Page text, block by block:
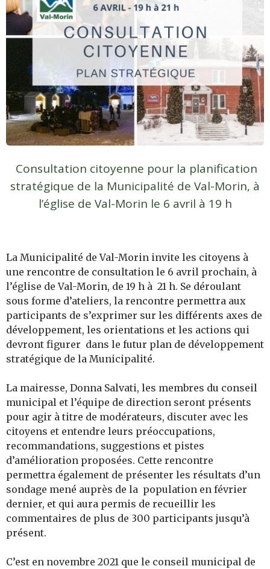
Consultation citoyenne pour la planification
stratégique de la Municipalité de Val-Morin, à
l’église de Val-Morin le 6 avril à 19 h
La Municipalité de Val-Morin invite les citoyens à
une rencontre de consultation le 6 avril prochain, à
l’église de Val-Morin, de 19 h à 21 h. Se déroulant
sous forme d’ateliers, la rencontre permettra aux
participants de s’exprimer sur les différents axes de
développement, les orientations et les actions qui
devront figurer dans le futur plan de développement
stratégique de la Municipalité.
La mairesse, Donna Salvati, les membres du conseil
municipal et l’équipe de direction seront présents
pour agir à titre de modérateurs, discuter avec les
citoyens et entendre leurs préoccupations,
recommandations, suggestions et pistes
d’amélioration proposées. Cette rencontre
permettra également de présenter les résultats d’un
sondage mené auprès de la population en février
dernier, et qui aura permis de recueillir les
commentaires de plus de 300 participants jusqu’à
présent.
C’est en novembre 2021 que le conseil municipal de